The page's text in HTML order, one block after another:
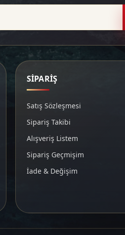
SİPARİŞ
Satış Sözleşmesi
Sipariş Takibi
Alışveriş Listem
Sipariş Geçmişim
İade & Değişim